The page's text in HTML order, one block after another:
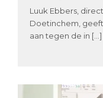
Luuk Ebbers,
Doetinchem,
aan tegen de in […]